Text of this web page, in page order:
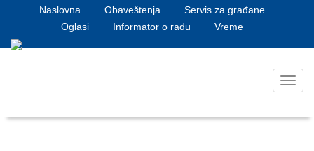
Naslovna Obaveštenja
Servis za građane
Oglasi
Informator o radu Vreme